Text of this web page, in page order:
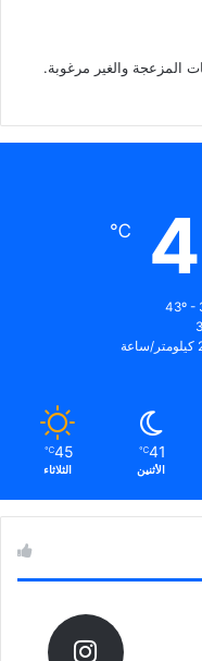
℃
41
℃
الأثنين
45
℃
الثلاثاء